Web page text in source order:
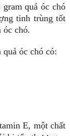
quả óc chó
tinh trùng tốt
óc chó.
óc chó có:
E, một chất